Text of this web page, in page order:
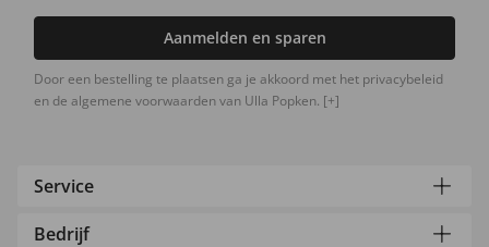
Aanmelden en sparen
Door een bestelling te plaatsen ga je akkoord met het privacybeleid
en de algemene voorwaarden van Ulla Popken. [+]
Service
Bedrijf